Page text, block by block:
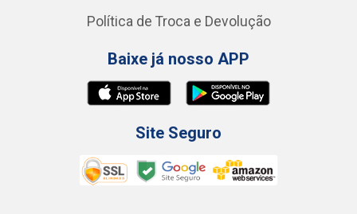
Política de Troca e Devolução
Baixe já nosso APP
Site Seguro